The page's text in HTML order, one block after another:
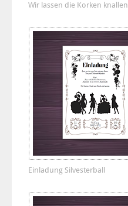
Wir lassen die Korken knallen
Einladung Silvesterball